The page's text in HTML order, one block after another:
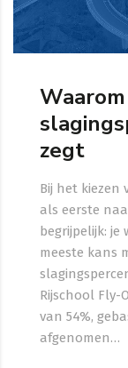
zegt
Bij het kiezen
als eerste
begrijpelijk:
meeste kans
Rijschool Fly-
van 54%,
afgenomen…